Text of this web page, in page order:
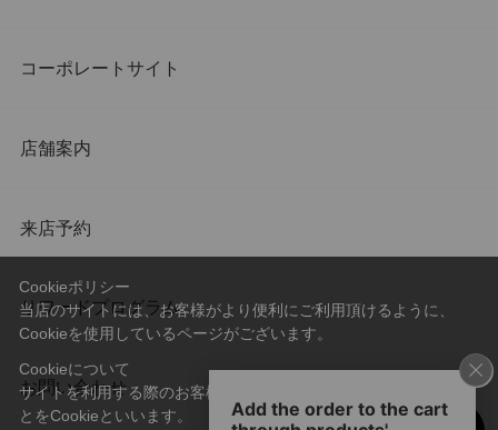
コーポレートサイト
店舗案内
来店予約
リワードプログラム
お問い合わせ
Cookieポリシー
当店のサイトには、お客様がより便利にご利用頂けるように、
Cookieを使用しているページがございます。
Cookieについて
サイトを利用する際のお客様情報をPC上で記録管理する技術のこ
とをCookieといいます。